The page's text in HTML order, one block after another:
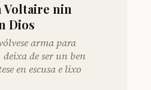
Voltaire nin
Dios
arma para
de ser un ben
en escusa e lixo